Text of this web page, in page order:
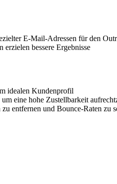
E-Mail-Adressen für den
bessere Ergebnisse
idealen Kundenprofil
eine hohe Zustellbarkeit
entfernen und Bounce-Raten zu